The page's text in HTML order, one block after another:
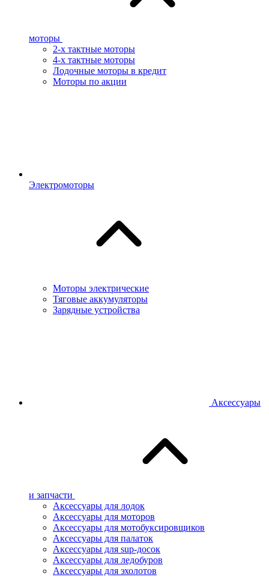
моторы
2-х тактные моторы
4-х тактные моторы
Лодочные моторы в кредит
Моторы по акции
Электромоторы
Моторы электрические
Тяговые аккумуляторы
Зарядные устройства
Аксессуары
и запчасти
Аксессуары для лодок
Аксессуары для моторов
Аксессуары для мотобуксировщиков
Аксессуары для палаток
Аксессуары для sup-досок
Аксессуары для ледобуров
Аксессуары для эхолотов